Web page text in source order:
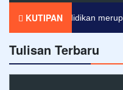
KUTIPAN
Pendidikan
Tulisan Terbaru